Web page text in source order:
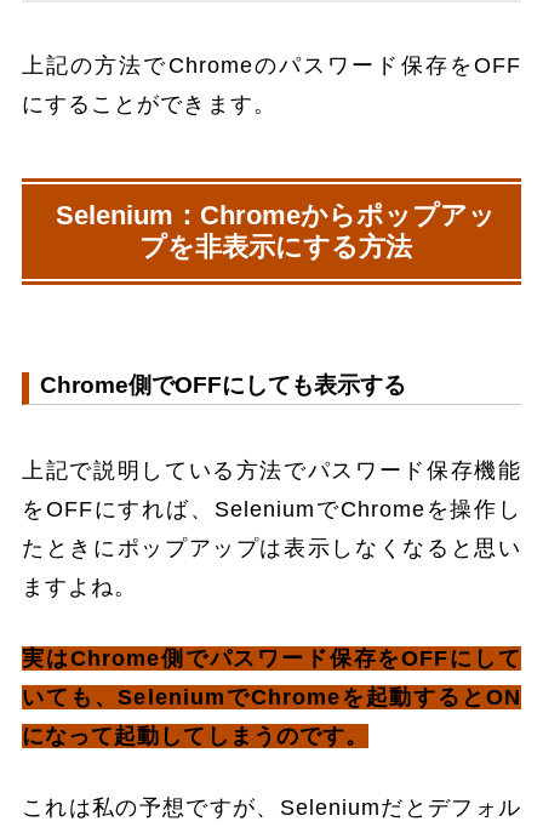
上記の方法でChromeのパスワード保存をOFF
にすることができます。
Selenium：Chromeからポップアッ
プを非表示にする方法
Chrome側でOFFにしても表示する
上記で説明している方法でパスワード保存機能
をOFFにすれば、SeleniumでChromeを操作し
たときにポップアップは表示しなくなると思い
ますよね。
実はChrome側でパスワード保存をOFFにして
いても、SeleniumでChromeを起動するとON
になって起動してしまうのです。
これは私の予想ですが、Seleniumだとデフォル